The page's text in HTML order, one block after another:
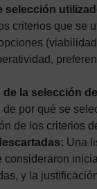
selección
criterios que se
de la selección
por qué se
de los criterios
Una
consideraron
y la